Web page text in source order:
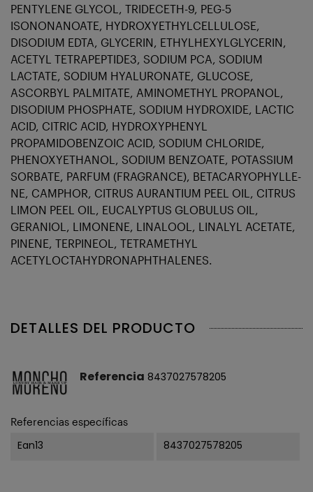
PENTYLENE GLYCOL, TRIDECETH-9, PEG-5
ISONONANOATE, HYDROXYETHYLCELLULOSE,
DISODIUM EDTA, GLYCERIN, ETHYLHEXYLGLYCERIN,
ACETYL TETRAPEPTIDE3, SODIUM PCA, SODIUM
LACTATE, SODIUM HYALURONATE, GLUCOSE,
ASCORBYL PALMITATE, AMINOMETHYL PROPANOL,
DISODIUM PHOSPHATE, SODIUM HYDROXIDE, LACTIC
ACID, CITRIC ACID, HYDROXYPHENYL
PROPAMIDOBENZOIC ACID, SODIUM CHLORIDE,
PHENOXYETHANOL, SODIUM BENZOATE, POTASSIUM
SORBATE, PARFUM (FRAGRANCE), BETACARYOPHYLLE-
NE, CAMPHOR, CITRUS AURANTIUM PEEL OIL, CITRUS
LIMON PEEL OIL, EUCALYPTUS GLOBULUS OIL,
GERANIOL, LIMONENE, LINALOOL, LINALYL ACETATE,
PINENE, TERPINEOL, TETRAMETHYL
ACETYLOCTAHYDRONAPHTHALENES.
DETALLES DEL PRODUCTO
Referencia 8437027578205
Referencias específicas
Ean13 8437027578205